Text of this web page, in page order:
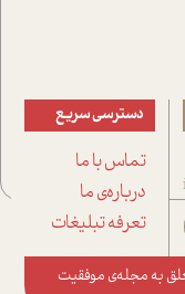
دسترسی سریع
تماس با ما
درباره‌ی ما
تعرفه تبلیغات
به مجله‌ی موفقیت